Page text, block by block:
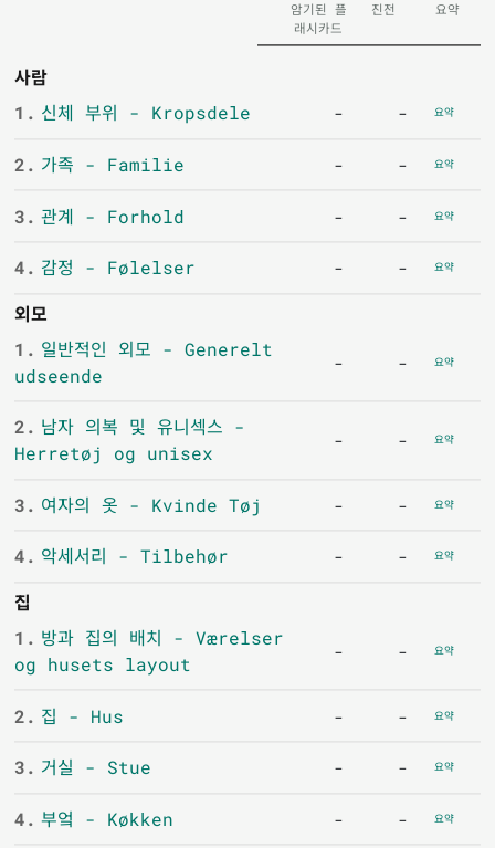
암기된 플
래시카드
진전 요약
사람
1. 신체 부위 - Kropsdele - - 요약
2. 가족 - Familie - - 요약
3. 관계 - Forhold - - 요약
4. 감정 - Følelser - - 요약
외모
1. 일반적인 외모 - Generelt
udseende
- - 요약
2. 남자 의복 및 유니섹스 -
Herretøj og unisex
- - 요약
3. 여자의 옷 - Kvinde Tøj - - 요약
4. 악세서리 - Tilbehør - - 요약
집
1. 방과 집의 배치 - Værelser
og husets layout
- - 요약
2. 집 - Hus - - 요약
3. 거실 - Stue - - 요약
4. 부엌 - Køkken - - 요약